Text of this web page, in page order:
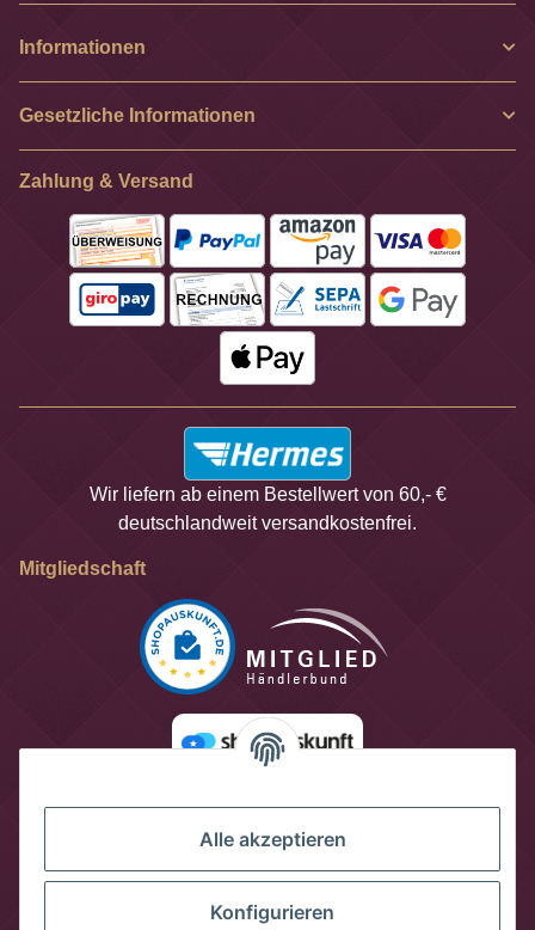
Alle akzeptieren
Konfigurieren
Informationen
Gesetzliche Informationen
Zahlung & Versand
Wir liefern ab einem Bestellwert von 60,- €
deutschlandweit versandkostenfrei.
Mitgliedschaft